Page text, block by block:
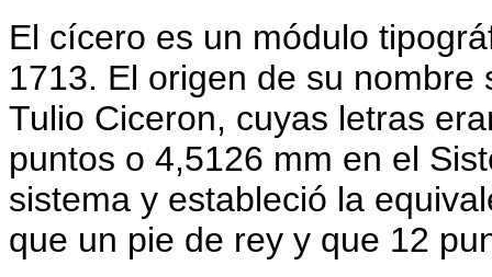
El cícero es un módulo
1713. El origen de su
Tulio Ciceron, cuyas letras
puntos o 4,5126 mm en el
sistema y estableció la
que un pie de rey y que 12